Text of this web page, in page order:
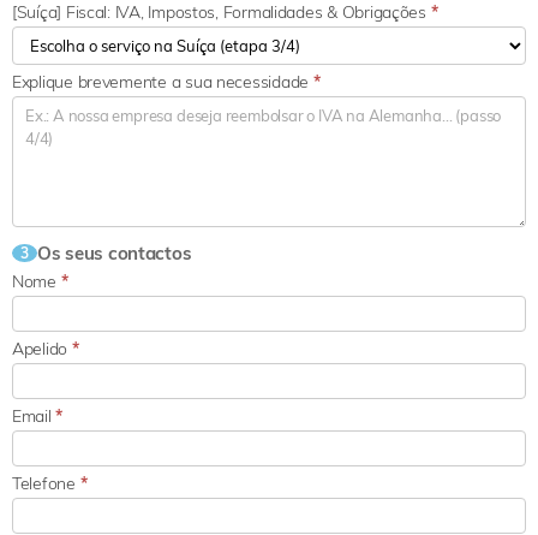
[Suíça] Fiscal: IVA, Impostos, Formalidades & Obrigações *
Explique brevemente a sua necessidade *
3 Os seus contactos
Nome *
Apelido *
Email*
Telefone *